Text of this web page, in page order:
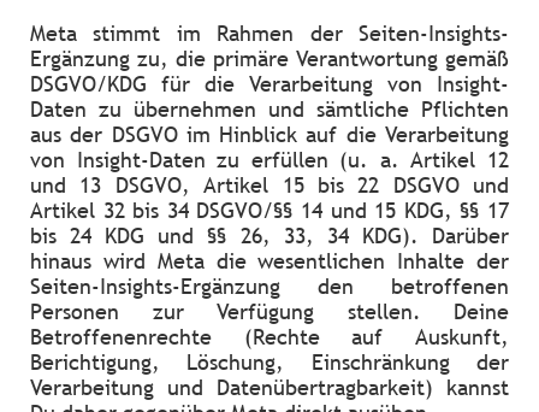
Meta stimmt im Rahmen der Seiten-Insights-
Ergänzung zu, die primäre Verantwortung gemäß
DSGVO/KDG für die Verarbeitung von Insight-
Daten zu übernehmen und sämtliche Pflichten
aus der DSGVO im Hinblick auf die Verarbeitung
von Insight-Daten zu erfüllen (u. a. Artikel 12
und 13 DSGVO, Artikel 15 bis 22 DSGVO und
Artikel 32 bis 34 DSGVO/§§ 14 und 15 KDG, §§ 17
bis 24 KDG und §§ 26, 33, 34 KDG). Darüber
hinaus wird Meta die wesentlichen Inhalte der
Seiten-Insights-Ergänzung den betroffenen
Personen zur Verfügung stellen. Deine
Betroffenenrechte (Rechte auf Auskunft,
Berichtigung, Löschung, Einschränkung der
Verarbeitung und Datenübertragbarkeit) kannst